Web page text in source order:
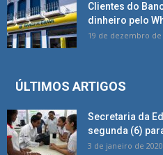
Clientes do
dinheiro pelo
19 de dezembro de
ÚLTIMOS ARTIGOS
Secretaria da
segunda (6)
3 de janeiro de 2020